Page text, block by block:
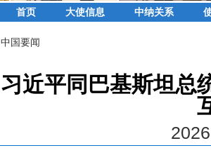
首页 大使信息 中纳关系
中国要闻
习近平同巴基斯坦总